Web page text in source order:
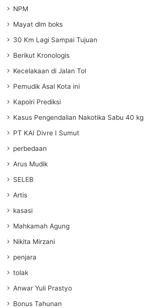
NPM
Mayat dlm boks
30 Km Lagi Sampai Tujuan
Berikut Kronologis
Kecelakaan di Jalan Tol
Pemudik Asal Kota ini
Kapolri Prediksi
Kasus Pengendalian Nakotika Sabu 40 kg
PT KAI Divre I Sumut
perbedaan
Arus Mudik
SELEB
Artis
kasasi
Mahkamah Agung
Nikita Mirzani
penjara
tolak
Anwar Yuli Prastyo
Bonus Tahunan